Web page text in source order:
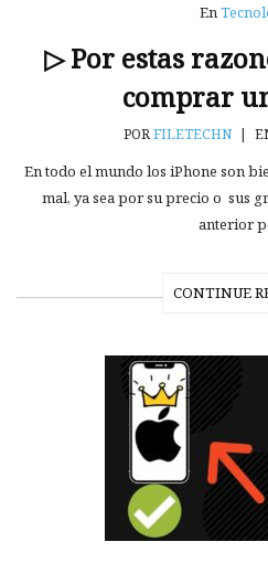
En
▷ Por estas
comprar
PORFILETECHN |
En todo el mundo los iPhone son
mal, ya sea por su precio o sus
anterior
CONTINUE